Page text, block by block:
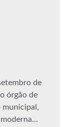
de
municipal,